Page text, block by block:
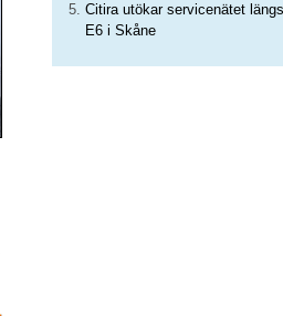
Citira utökar servicenätet längs
E6 i Skåne